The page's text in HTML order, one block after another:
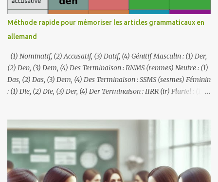
vous découvrirez quelques exemples de langues similaires ou
identiques que vous pouvez apprendre en peu de temps : 1. Langues
Mutuellement Intelligibles Espagnol et portugais : Les locuteurs de
ces deux langues romanes peuvent souvent se comprendre dans
une certaine mesure, notamment so...
Méthode rapide pour mémoriser les articles grammaticaux en
allemand
(1) Nominatif, (2) Accusatif, (3) Datif, (4) Génitif Masculin : (1) Der,
(2) Den, (3) Dem, (4) Des Terminaison : RNMS (renmes) Neutre : (1)
Das, (2) Das, (3) Dem, (4) Des Terminaison : SSMS (sesmes) Féminin
: (1) Die, (2) Die, (3) Der, (4) Der Terminaison : IIRR (ir) Pluriel : (1)